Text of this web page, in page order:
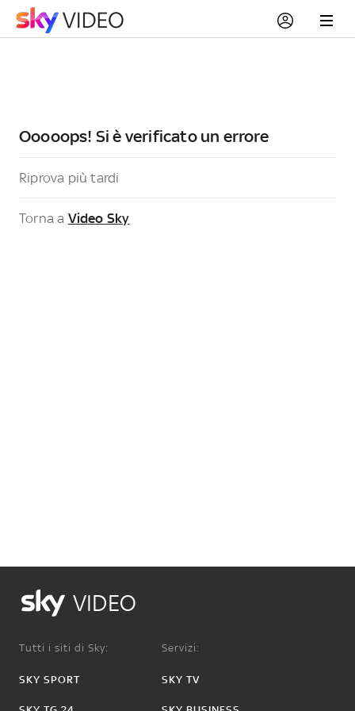
Ooooops! Si è verificato un errore
Riprova più tardi
Torna a Video Sky
VIDEO
Tutti i siti di Sky:
SKY SPORT
Servizi:
SKY TV